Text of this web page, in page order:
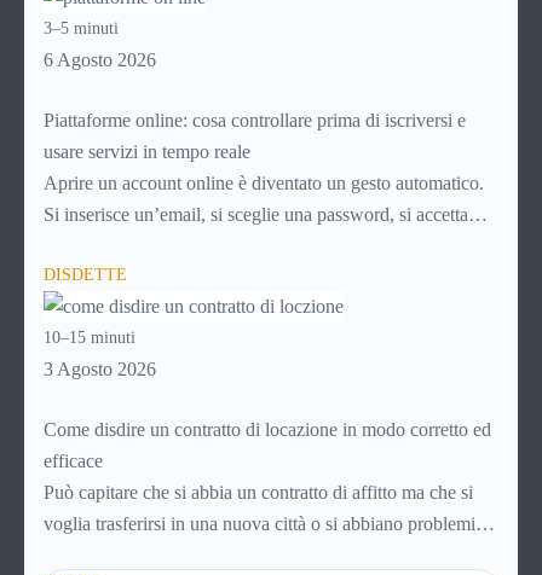
3–5 minuti
6 Agosto 2026
Piattaforme online: cosa controllare prima di iscriversi e
usare servizi in tempo reale
Aprire un account online è diventato un gesto automatico.
Si inserisce un’email, si sceglie una password, si accetta
avviene in pochi minuti, spesso senza che ci si fermi a
capire dove si sta entrando.
DISDETTE
10–15 minuti
3 Agosto 2026
Come disdire un contratto di locazione in modo corretto ed
efficace
Può capitare che si abbia un contratto di affitto ma che si
voglia trasferirsi in una nuova città o si abbiano problemi a